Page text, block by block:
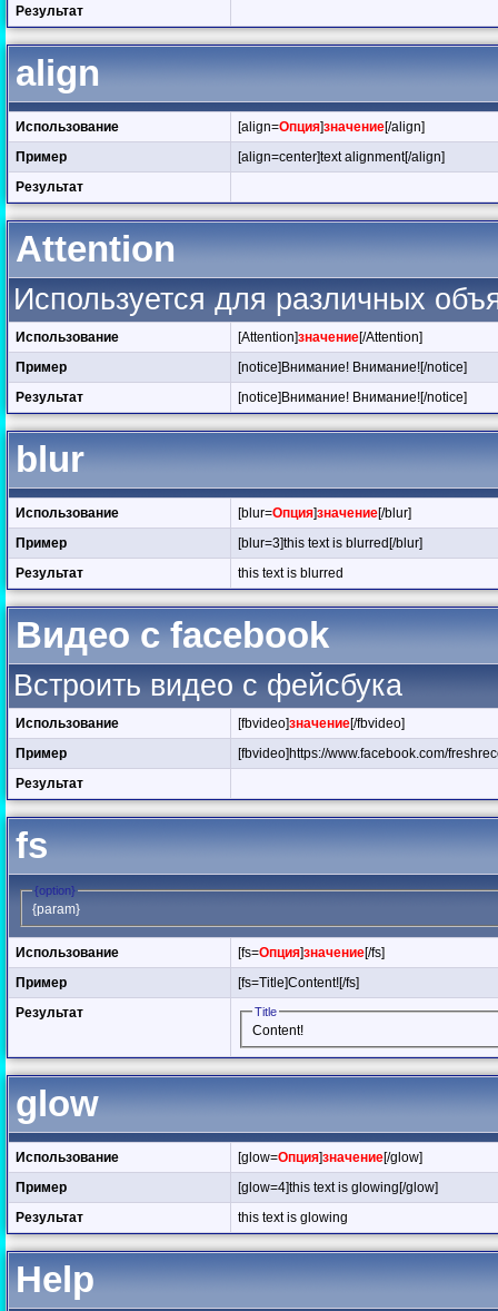
Результат
align
Использование [align=Опция]значение[/align]
Пример
[align=center]text alignment[/align]
Результат
Attention
Используется для различных
Использование [Attention]значение[/Attention]
Пример
[notice]Внимание! Внимание![/notice]
Результат
[notice]Внимание! Внимание![/notice]
blur
Использование [blur=Опция]значение[/blur]
Пример
[blur=3]this text is blurred[/blur]
Результат
this text is blurred
Видео с facebook
Встроить видео с фейсбука
Использование [fbvideo]значение[/fbvideo]
Пример
[fbvideo]https://www.facebook.com/
Результат
fs
{option}
{param}
Использование [fs=Опция]значение[/fs]
Пример
[fs=Title]Content![/fs]
Результат
Title
Content!
glow
Использование [glow=Опция]значение[/glow]
Пример
[glow=4]this text is glowing[/glow]
Результат
this text is glowing
Help